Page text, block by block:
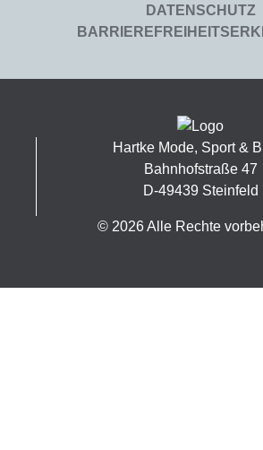
DATENSCHUTZ
Hartke Mode, Sport &
Bahnhofstraße 47
D-49439 Steinfeld
© 2026 Alle Rechte